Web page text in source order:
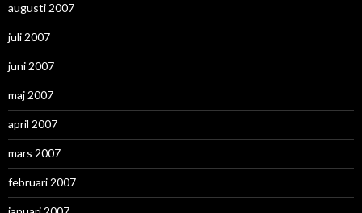
augusti 2007
juli 2007
juni 2007
maj 2007
april 2007
mars 2007
februari 2007